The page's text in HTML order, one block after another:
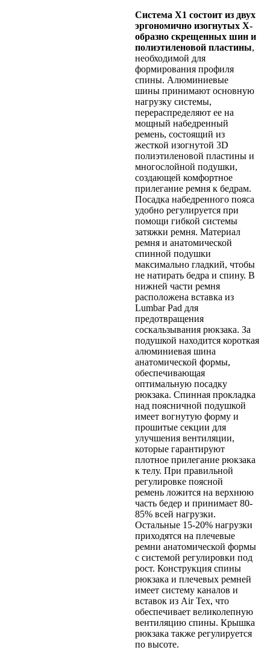
Система Х1 состоит из двух
эргономично изогнутых X-
образно скрещенных шин и
полиэтиленовой пластины,
необходимой для
формирования профиля
спины. Алюминиевые
шины принимают основную
нагрузку системы,
перераспределяют ее на
мощный набедренный
ремень, состоящий из
жесткой изогнутой 3D
полиэтиленовой пластины и
многослойной подушки,
создающей комфортное
прилегание ремня к бедрам.
Посадка набедренного пояса
удобно регулируется при
помощи гибкой системы
затяжки ремня. Материал
ремня и анатомической
спинной подушки
максимально гладкий, чтобы
не натирать бедра и спину. В
нижней части ремня
расположена вставка из
Lumbar Pad для
предотвращения
соскальзывания рюкзака. За
подушкой находится короткая
алюминиевая шина
анатомической формы,
обеспечивающая
оптимальную посадку
рюкзака. Спинная прокладка
над поясничной подушкой
имеет вогнутую форму и
прошитые секции для
улучшения вентиляции,
которые гарантируют
плотное прилегание рюкзака
к телу. При правильной
регулировке поясной
ремень ложится на верхнюю
часть бедер и принимает 80-
85% всей нагрузки.
Остальные 15-20% нагрузки
приходятся на плечевые
ремни анатомической формы
с системой регулировки под
рост. Конструкция спины
рюкзака и плечевых ремней
имеет систему каналов и
вставок из Air Tex, что
обеспечивает великолепную
вентиляцию спины. Крышка
рюкзака также регулируется
по высоте.